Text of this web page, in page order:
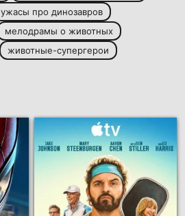
ужасы про динозавров
мелодрамы о животных
животные-супергерои